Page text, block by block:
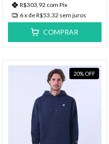
R$303,92 com Pix
6x deR$53,32 sem juros
COMPRAR
20% OFF